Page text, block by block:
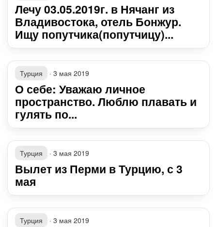
Лечу 03.05.2019г. в Нячанг из
Владивостока, отель Бонжур.
Ищу попутчика(попутчицу)...
Турция · 3 мая 2019
О себе: Уважаю личное
пространство. Люблю плавать и
гулять по...
Турция · 3 мая 2019
Вылет из Перми в Турцию, с 3
мая
Турция · 3 мая 2019